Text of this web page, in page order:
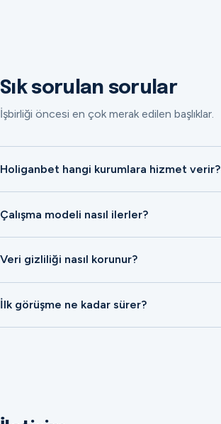
Sık sorulan sorular
İşbirliği öncesi en çok merak edilen başlıklar.
Holiganbet hangi kurumlara hizmet verir?
Çalışma modeli nasıl ilerler?
Veri gizliliği nasıl korunur?
İlk görüşme ne kadar sürer?